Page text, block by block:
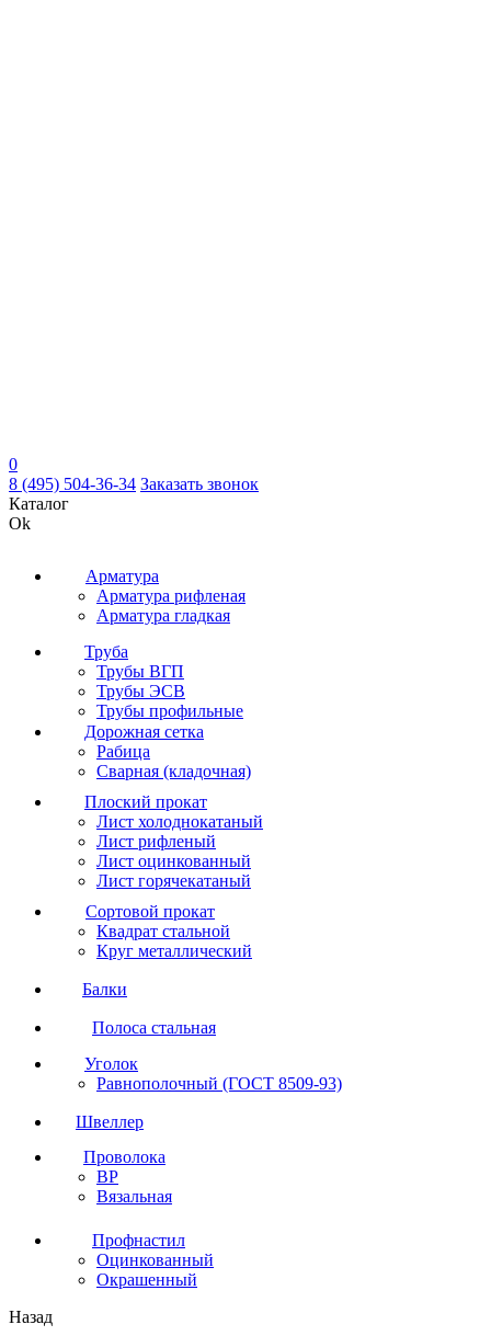
0
8 (495) 504-36-34 Заказать звонок
Каталог
Ok
Арматура
Арматура рифленая
Арматура гладкая
Труба
Трубы ВГП
Трубы ЭСВ
Трубы профильные
Дорожная сетка
Рабица
Сварная (кладочная)
Плоский прокат
Лист холоднокатаный
Лист рифленый
Лист оцинкованный
Лист горячекатаный
Сортовой прокат
Квадрат стальной
Круг металлический
Балки
Полоса стальная
Уголок
Равнополочный (ГОСТ 8509-93)
Швеллер
Проволока
ВР
Вязальная
Профнастил
Оцинкованный
Окрашенный
Назад